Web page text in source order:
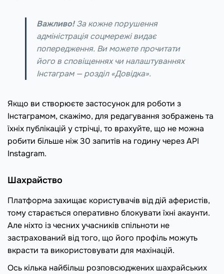
Важливо!За кожне порушення
адміністрація соцмережі видає
попередження. Ви можете прочитати
його в сповіщеннях чи налаштуваннях
Інстаграм — розділ «Довідка».
Якщо ви створюєте застосунок для роботи з
Інстаграмом, скажімо, для редагування зображень та
їхніх публікацій у стрічці, то врахуйте, що не можна
робити більше ніж 30 запитів на годину через API
Instagram.
Шахрайство
Платформа захищає користувачів від дій аферистів,
тому старається оперативно блокувати їхні акаунти.
Але ніхто із чесних учасників спільноти не
застрахований від того, що його профіль можуть
вкрасти та використовувати для махінацій.
Ось кілька найбільш розповсюджених шахрайських